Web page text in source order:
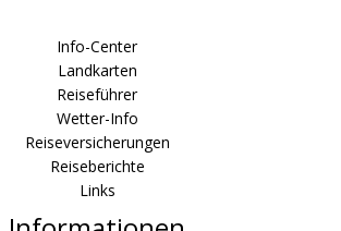
Info-Center
Landkarten
Reiseführer
Wetter-Info
Reiseversicherungen
Reiseberichte
Links